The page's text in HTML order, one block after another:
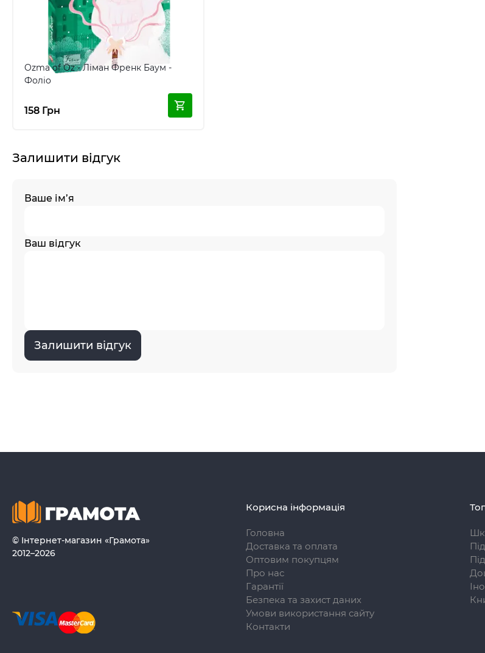
Ozma of Oz - Ліман Френк Баум -
Фоліо
158 Грн
Залишити відгук
Ваше ім’я
Ваш відгук
Залишити відгук
© Інтернет-магазин «Грамота»
2012–2026
Корисна інформація
Головна
Доставка та оплата
Оптовим покупцям
Про нас
Гарантії
Безпека та захист даних
Умови використання сайту
Контакти